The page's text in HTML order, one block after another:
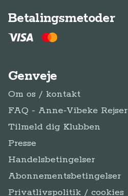
Betalingsmetoder
Genveje
Om os / kontakt
FAQ - Anne-Vibeke Rejser
Tilmeld dig Klubben
Presse
Handelsbetingelser
Abonnementsbetingelser
Privatlivspolitik / cookies